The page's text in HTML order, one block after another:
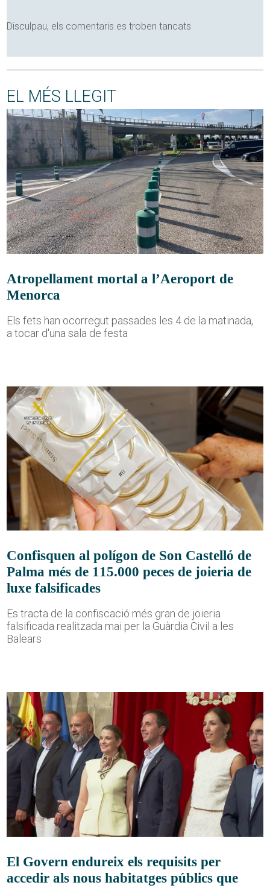
Disculpau, els comentaris es troben tancats
EL MÉS LLEGIT
Atropellament mortal a l’Aeroport de
Menorca
Els fets han ocorregut passades les 4 de la matinada,
a tocar d'una sala de festa
Confisquen al polígon de Son Castelló de
Palma més de 115.000 peces de joieria de
luxe falsificades
Es tracta de la confiscació més gran de joieria
falsificada realitzada mai per la Guàrdia Civil a les
Balears
El Govern endureix els requisits per
accedir als nous habitatges públics que